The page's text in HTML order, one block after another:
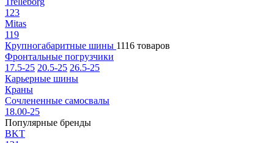
123
Mitas
119
Крупногабаритные шины 1116 товаров
Фронтальные погрузчики
17.5-25 20.5-25 26.5-25
Карьерные шины
Краны
Сочлененные самосвалы
18.00-25
Популярные бренды
BKT